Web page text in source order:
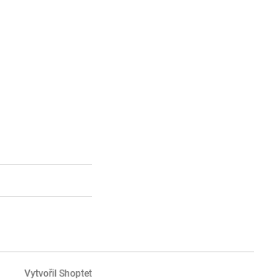
Vytvořil Shoptet